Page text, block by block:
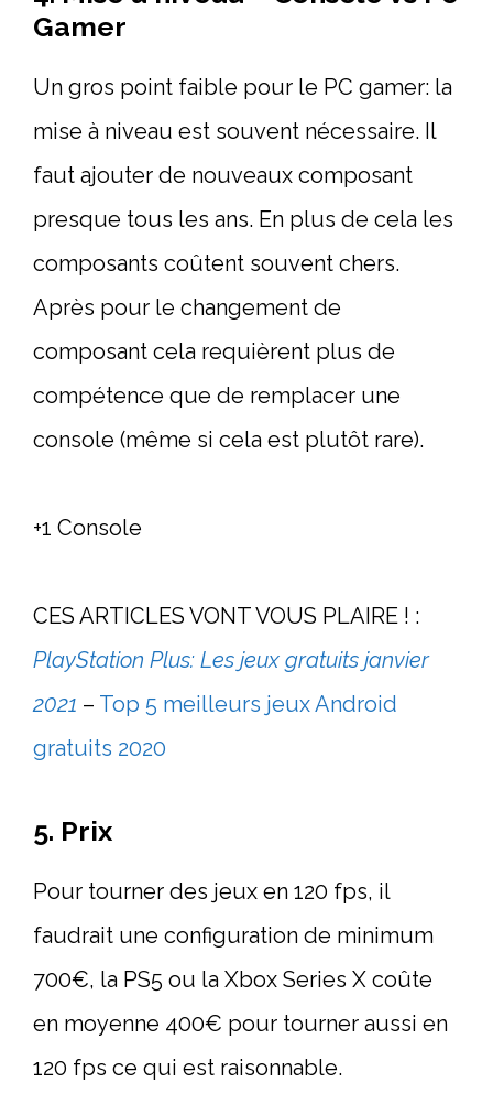
Gamer
Un gros point faible pour le PC gamer: la
mise à niveau est souvent nécessaire. Il
faut ajouter de nouveaux composant
presque tous les ans. En plus de cela les
composants coûtent souvent chers.
Après pour le changement de
composant cela requièrent plus de
compétence que de remplacer une
console (même si cela est plutôt rare).
+1 Console
CES ARTICLES VONT VOUS PLAIRE ! :
PlayStation Plus: Les jeux gratuits janvier
2021 – Top 5 meilleurs jeux Android
gratuits 2020
5. Prix
Pour tourner des jeux en 120 fps, il
faudrait une configuration de minimum
700€, la PS5 ou la Xbox Series X coûte
en moyenne 400€ pour tourner aussi en
120 fps ce qui est raisonnable.